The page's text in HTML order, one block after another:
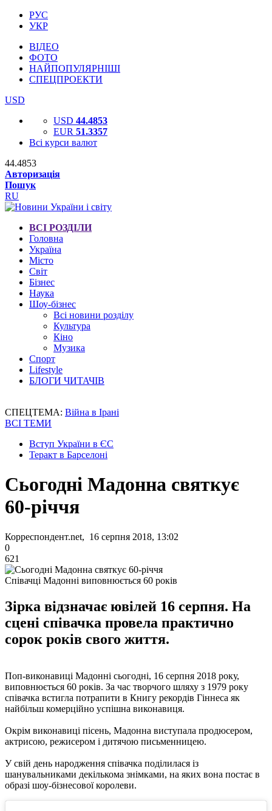
РУС
УКР
ВІДЕО
ФОТО
НАЙПОПУЛЯРНІШІ
СПЕЦПРОЕКТИ
USD
USD 44.4853
EUR 51.3357
Всі курси валют
44.4853
Авторизація
Пошук
RU
ВСІ РОЗДІЛИ
Головна
Україна
Місто
Світ
Бізнес
Наука
Шоу-бізнес
Всі новини розділу
Культура
Кіно
Музика
Спорт
Lifestyle
БЛОГИ ЧИТАЧІВ
СПЕЦТЕМА: Війна в Ірані
ВСІ ТЕМИ
Вступ України в ЄС
Теракт в Барселоні
Сьогодні Мадонна святкує
60-річчя
Корреспондент.net, 16 серпня 2018, 13:02
0
621
Співачці Мадонні виповнюється 60 років
Зірка відзначає ювілей 16 серпня. На
сцені співачка провела практично
сорок років свого життя.
Поп-виконавиці Мадонні сьогодні, 16 серпня 2018 року,
виповнюється 60 років. За час творчого шляху з 1979 року
співачка встигла потрапити в Книгу рекордів Гіннеса як
найбільш комерційно успішна виконавиця.
Окрім виконавиці пісень, Мадонна виступала продюсером,
актрисою, режисером і дитячою письменницею.
У свій день народження співачка поділилася із
шанувальниками декількома знімками, на яких вона постає в
образі шоу-бізнесової королеви.